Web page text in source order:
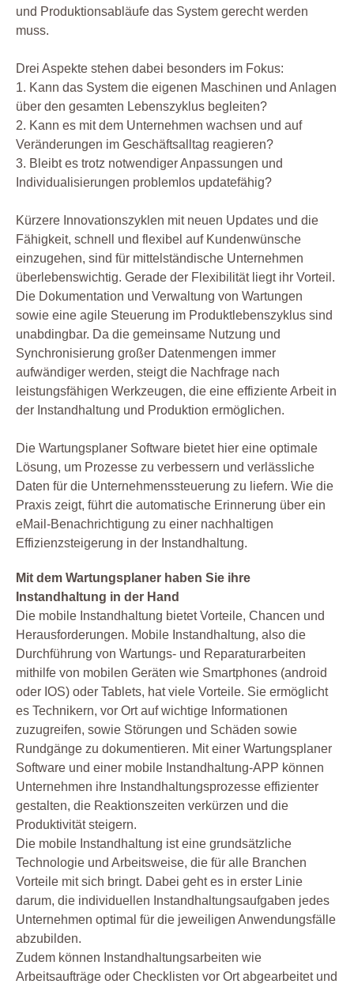
und Produktionsabläufe das System gerecht werden
muss.
Drei Aspekte stehen dabei besonders im Fokus:
1. Kann das System die eigenen Maschinen und Anlagen
über den gesamten Lebenszyklus begleiten?
2. Kann es mit dem Unternehmen wachsen und auf
Veränderungen im Geschäftsalltag reagieren?
3. Bleibt es trotz notwendiger Anpassungen und
Individualisierungen problemlos updatefähig?
Kürzere Innovationszyklen mit neuen Updates und die
Fähigkeit, schnell und flexibel auf Kundenwünsche
einzugehen, sind für mittelständische Unternehmen
überlebenswichtig. Gerade der Flexibilität liegt ihr Vorteil.
Die Dokumentation und Verwaltung von Wartungen
sowie eine agile Steuerung im Produktlebenszyklus sind
unabdingbar. Da die gemeinsame Nutzung und
Synchronisierung großer Datenmengen immer
aufwändiger werden, steigt die Nachfrage nach
leistungsfähigen Werkzeugen, die eine effiziente Arbeit in
der Instandhaltung und Produktion ermöglichen.
Die Wartungsplaner Software bietet hier eine optimale
Lösung, um Prozesse zu verbessern und verlässliche
Daten für die Unternehmenssteuerung zu liefern. Wie die
Praxis zeigt, führt die automatische Erinnerung über ein
eMail-Benachrichtigung zu einer nachhaltigen
Effizienzsteigerung in der Instandhaltung.
Mit dem Wartungsplaner haben Sie ihre
Instandhaltung in der Hand
Die mobile Instandhaltung bietet Vorteile, Chancen und
Herausforderungen. Mobile Instandhaltung, also die
Durchführung von Wartungs- und Reparaturarbeiten
mithilfe von mobilen Geräten wie Smartphones (android
oder IOS) oder Tablets, hat viele Vorteile. Sie ermöglicht
es Technikern, vor Ort auf wichtige Informationen
zuzugreifen, sowie Störungen und Schäden sowie
Rundgänge zu dokumentieren. Mit einer Wartungsplaner
Software und einer mobile Instandhaltung-APP können
Unternehmen ihre Instandhaltungsprozesse effizienter
gestalten, die Reaktionszeiten verkürzen und die
Produktivität steigern.
Die mobile Instandhaltung ist eine grundsätzliche
Technologie und Arbeitsweise, die für alle Branchen
Vorteile mit sich bringt. Dabei geht es in erster Linie
darum, die individuellen Instandhaltungsaufgaben jedes
Unternehmen optimal für die jeweiligen Anwendungsfälle
abzubilden.
Zudem können Instandhaltungsarbeiten wie
Arbeitsaufträge oder Checklisten vor Ort abgearbeitet und